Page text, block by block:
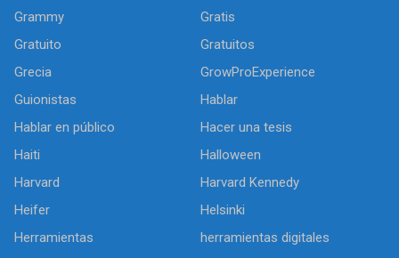
Grammy
Gratis
Gratuito
Gratuitos
Grecia
GrowProExperience
Guionistas
Hablar
Hablar en público
Hacer una tesis
Haiti
Halloween
Harvard
Harvard Kennedy
Heifer
Helsinki
Herramientas
herramientas digitales